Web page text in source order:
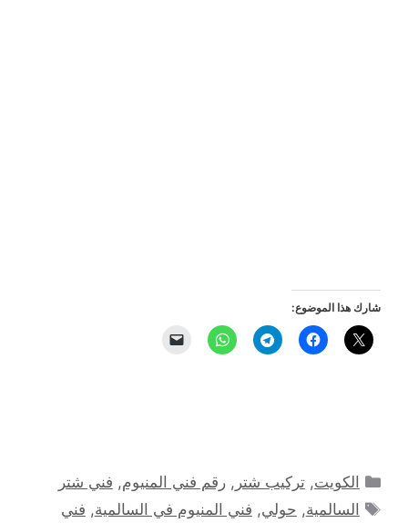
شارك هذا الموضوع:
التصنيفات
الكويت,تركيب شتر ,رقم فني المنيوم, فني شتر
الوسوم
السالمية, حولي, فني المنيوم في السالمية, فني